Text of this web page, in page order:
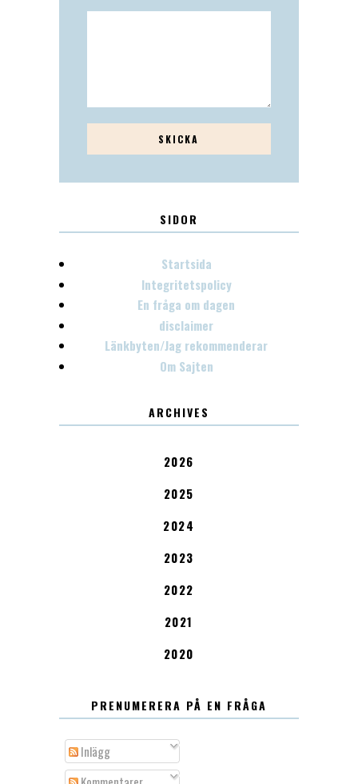
SIDOR
Startsida
Integritetspolicy
En fråga om dagen
disclaimer
Länkbyten/Jag rekommenderar
Om Sajten
ARCHIVES
2026
2025
2024
2023
2022
2021
2020
PRENUMERERA PÅ EN FRÅGA
Inlägg